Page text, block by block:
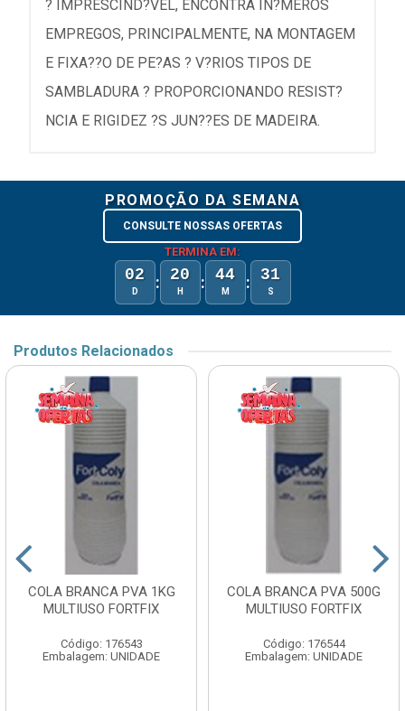
? IMPRESCIND?VEL, ENCONTRA IN?MEROS
EMPREGOS, PRINCIPALMENTE, NA MONTAGEM
E FIXA??O DE PE?AS ? V?RIOS TIPOS DE
SAMBLADURA ? PROPORCIONANDO RESIST?
NCIA E RIGIDEZ ?S JUN??ES DE MADEIRA.
PROMOÇÃO DA SEMANA
CONSULTE NOSSAS OFERTAS
TERMINA EM:
02
D : 20
H : 44
M : 31
S
Produtos Relacionados
COLA BRANCA PVA 1KG
MULTIUSO FORTFIX
Código: 176543
Embalagem: UNIDADE
COLA BRANCA PVA 500G
MULTIUSO FORTFIX
Código: 176544
Embalagem: UNIDADE